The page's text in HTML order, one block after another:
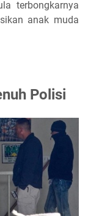
terbongkarnya
anak muda
Polisi